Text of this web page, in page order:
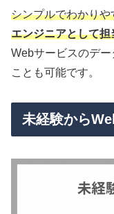
シンプルでわかり
エンジニアとして
Webサービスのデー
ことも可能です。
未経験から